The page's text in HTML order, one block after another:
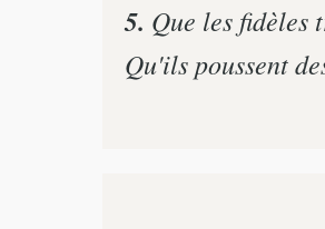
5. Que les fidèles
Qu'ils poussent